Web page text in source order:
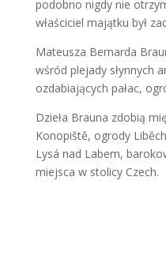
podobno nigdy nie
właściciel majątku był
Mateusza Bernarda
wśród plejady słynnych
ozdabiających pałac,
Dzieła Brauna zdobią
Konopiště, ogrody
Lysá nad Labem,
miejsca w stolicy Czech.